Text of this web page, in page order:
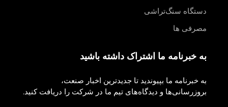
دستگاه سنگ‌تراشی
مصرفی ها
به خبرنامه ما اشتراک داشته باشید
به خبرنامه ما بپیوندید تا جدیدترین اخبار صنعت،
بروزرسانی‌ها و دیدگاه‌های تیم ما در شرکت را دریافت کنید.